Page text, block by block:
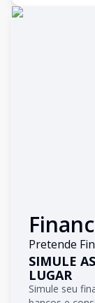
Pretende
SIMULE
LUGAR
Simule seu